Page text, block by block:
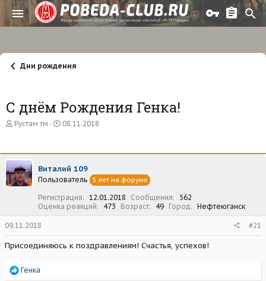
Дни рождения
С днём Рождения Генка!
А
о
р
т
е
Рустам тм
Д
а
а
ч
л
а
08.11.2018
Виталий 109
Пользователь 5 лет на форуме
Регистрация 12.01.2018 Сообщения
562
Оценка реакций
473 Возраст 49 Город Нефтеюганск
09.11.2018 #21
Присоединяюсь к поздравлениям! Счастья, успехов!
Р
Генка